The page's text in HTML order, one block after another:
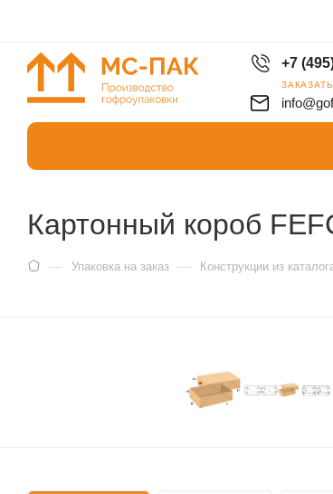
+7
Картонный короб
— Упаковка на заказ — Конструкции из